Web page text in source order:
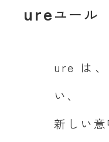
ureユール
ure は
い、
新しい